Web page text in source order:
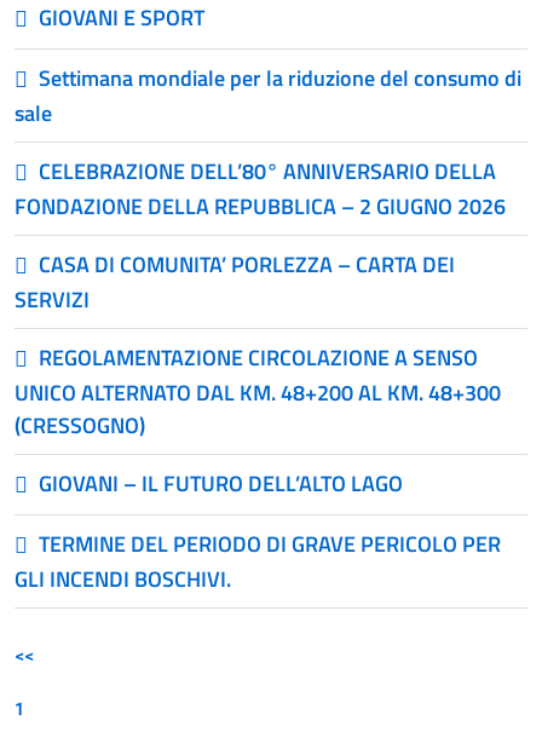
GIOVANI E SPORT
Settimana mondiale per la riduzione del consumo di
sale
CELEBRAZIONE DELL’80° ANNIVERSARIO DELLA
FONDAZIONE DELLA REPUBBLICA – 2 GIUGNO 2026
CASA DI COMUNITA’ PORLEZZA – CARTA DEI
SERVIZI
REGOLAMENTAZIONE CIRCOLAZIONE A SENSO
UNICO ALTERNATO DAL KM. 48+200 AL KM. 48+300
(CRESSOGNO)
GIOVANI – IL FUTURO DELL’ALTO LAGO
TERMINE DEL PERIODO DI GRAVE PERICOLO PER
GLI INCENDI BOSCHIVI.
<<
1